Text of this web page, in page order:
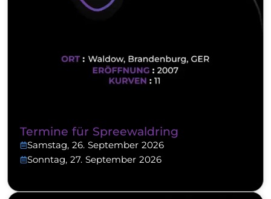
Termine für Spreewaldring
Samstag, 26. September 2026
Sonntag, 27. September 2026